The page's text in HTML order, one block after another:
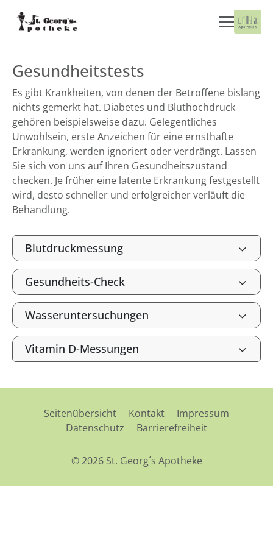
Gesundheitstests
Es gibt Krankheiten, von denen der Betroffene bislang
nichts gemerkt hat. Diabetes und Bluthochdruck
gehören beispielsweise dazu. Gelegentliches
Unwohlsein, erste Anzeichen für eine ernsthafte
Erkrankung, werden ignoriert oder verdrängt. Lassen
Sie sich von uns auf Ihren Gesundheitszustand
checken. Je früher eine latente Erkrankung festgestellt
wird, desto schneller und erfolgreicher verläuft die
Behandlung.
Blutdruckmessung
Gesundheits-Check
Wasseruntersuchungen
Vitamin D-Messungen
Seitenübersicht Kontakt
Impressum
Datenschutz
Barrierefreiheit
© 2026 St. Georg´s Apotheke